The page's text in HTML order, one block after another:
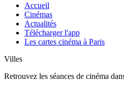
Accueil
Cinémas
Actualités
Télécharger l'app
Les cartes cinéma à Paris
Villes
Retrouvez les séances de cinéma